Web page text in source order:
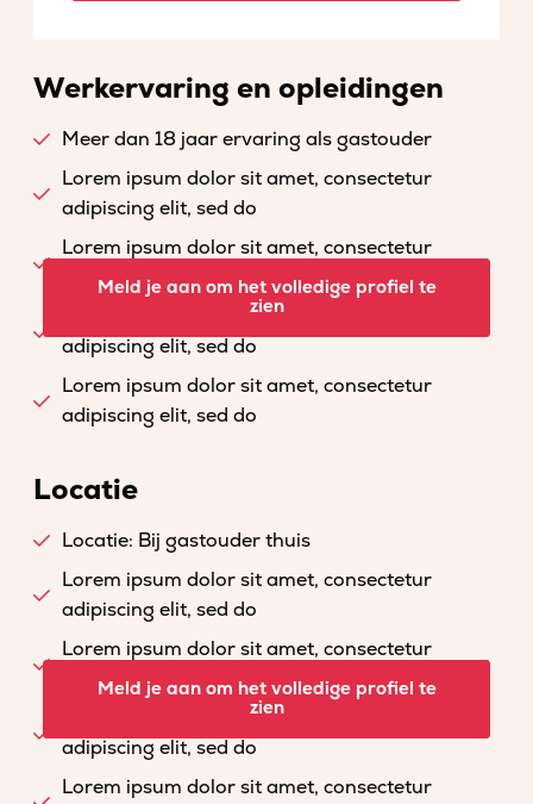
Werkervaring en opleidingen
Meer dan 18 jaar ervaring als gastouder
Lorem ipsum dolor sit amet, consectetur
adipiscing elit, sed do
Lorem ipsum dolor sit amet, consectetur
adipiscing elit, sed do
Lorem ipsum dolor sit amet, consectetur
adipiscing elit, sed do
Lorem ipsum dolor sit amet, consectetur
adipiscing elit, sed do
Meld je aan om het volledige profiel te
zien
Locatie
Locatie: Bij gastouder thuis
Lorem ipsum dolor sit amet, consectetur
adipiscing elit, sed do
Lorem ipsum dolor sit amet, consectetur
adipiscing elit, sed do
Lorem ipsum dolor sit amet, consectetur
adipiscing elit, sed do
Lorem ipsum dolor sit amet, consectetur
Meld je aan om het volledige profiel te
zien